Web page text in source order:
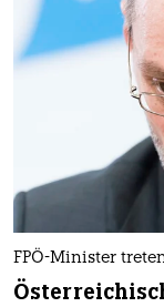
FPÖ-Minister